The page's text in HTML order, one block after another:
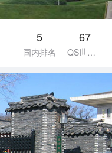
67
QS世界排名
5
国内排名